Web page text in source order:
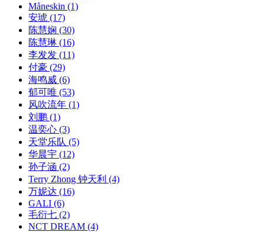
Måneskin (1)
安琥 (17)
陈慧娴 (30)
陈慧琳 (16)
李发发 (11)
付豪 (29)
海鸣威 (6)
郁可唯 (53)
风吹流年 (1)
刘鹏 (1)
温奕心 (3)
天堂乐队 (5)
华晨宇 (12)
孙子涵 (2)
Terry Zhong 钟天利 (4)
万妮达 (16)
GALI (6)
毛衍七 (2)
NCT DREAM (4)